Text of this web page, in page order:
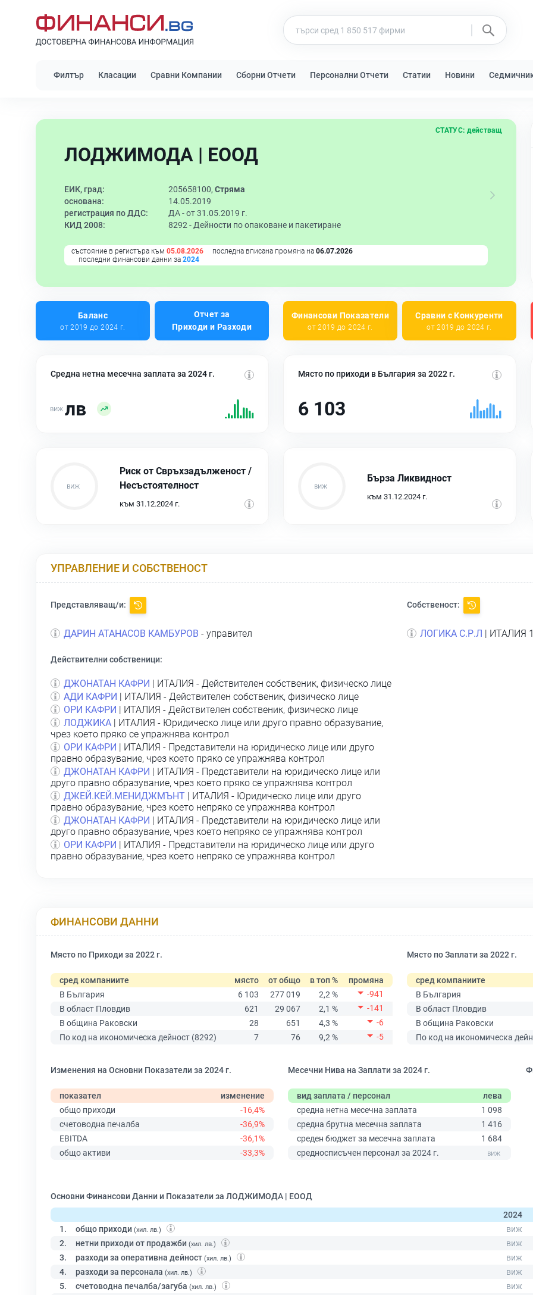
Филтър Класации Сравни Компании Сборни Отчети Персонални Отчети Статии Новини
ЛОДЖИМОДА | ЕООД
СТАТУС: действащ
ЕИК, град: 205658100, Стряма
основана:
14.05.2019
регистрация по ДДС:
ДА - от 31.05.2019 г.
КИД 2008:
8292 - Дейности по опаковане и пакетиране
състояние в регистъра към 05.08.2026 последна вписана промяна на 06.07.2026
последни финансови данни за 2024
Баланс
от 2019 до 2024 г.
Отчет за
Приходи и Разходи
Финансови Показатели
от 2019 до 2024 г.
Сравни с Конкуренти
от 2019 до 2024 г.
Средна нетна месечна заплата за 2024 г.
лв
Място по приходи в България за 2022 г.
6 103
Риск от Свръхзадълженост /
Несъстоятелност
към 31.12.2024 г.
Бърза Ликвидност
към 31.12.2024 г.
УПРАВЛЕНИЕ И СОБСТВЕНОСТ
Представляващ/и:
ДАРИН АТАНАСОВ КАМБУРОВ - управител
Собственост:
ЛОГИКА С.Р.Л | ИТАЛИЯ
Действителни собственици:
ДЖОНАТАН КАФРИ | ИТАЛИЯ - Действителен собственик, физическо лице
АДИ КАФРИ | ИТАЛИЯ - Действителен собственик, физическо лице
ОРИ КАФРИ | ИТАЛИЯ - Действителен собственик, физическо лице
ЛОДЖИКА | ИТАЛИЯ - Юридическо лице или друго правно образувание,
чрез което пряко се упражнява контрол
ОРИ КАФРИ | ИТАЛИЯ - Представители на юридическо лице или друго
правно образувание, чрез което пряко се упражнява контрол
ДЖОНАТАН КАФРИ | ИТАЛИЯ - Представители на юридическо лице или
друго правно образувание, чрез което пряко се упражнява контрол
ДЖЕЙ.КЕЙ.МЕНИДЖМЪНТ | ИТАЛИЯ - Юридическо лице или друго
правно образувание, чрез което непряко се упражнява контрол
ДЖОНАТАН КАФРИ | ИТАЛИЯ - Представители на юридическо лице или
друго правно образувание, чрез което непряко се упражнява контрол
ОРИ КАФРИ | ИТАЛИЯ - Представители на юридическо лице или друго
правно образувание, чрез което непряко се упражнява контрол
ФИНАНСОВИ ДАННИ
Място по Приходи за 2022 г.
сред компаниите място от общо в топ %
промяна
В България
6 103 277 019 2,2 %
-941
В област Пловдив
621 29 067 2,1 %
-141
В община Раковски
28 651 4,3 %
-6
По код на икономическа дейност (8292)
7 76 9,2 % -5
Място по Заплати за 2022 г.
сред компаниите
В България
В област Пловдив
В община Раковски
По код на икономическа
Изменения на Основни Показатели за 2024 г.
показател
изменение
общо приходи
-16,4%
счетоводна печалба
-36,9%
EBITDA
-36,1%
общо активи
-33,3%
Месечни Нива на Заплати за 2024 г.
вид заплата / персонал
лева
средна нетна месечна заплата
1 098
средна брутна месечна заплата
1 416
среден бюджет за месечна заплата
1 684
средносписъчен персонал за 2024 г.
Основни Финансови Данни и Показатели за ЛОДЖИМОДА | ЕООД
2024
1.
общо приходи (хил. лв.)
2. нетни приходи от продажби (хил. лв.)
3. разходи за оперативна дейност (хил. лв.)
4. разходи за персонала (хил. лв.)
5. счетоводна печалба/загуба (хил. лв.)